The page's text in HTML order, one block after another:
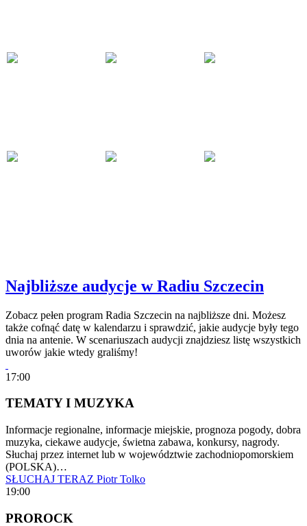
Najbliższe audycje w Radiu Szczecin
Zobacz pełen program Radia Szczecin na najbliższe dni. Możesz
także cofnąć datę w kalendarzu i sprawdzić, jakie audycje były tego
dnia na antenie. W scenariuszach audycji znajdziesz listę wszystkich
uworów jakie wtedy graliśmy!
17:00
TEMATY I MUZYKA
Informacje regionalne, informacje miejskie, prognoza pogody, dobra
muzyka, ciekawe audycje, świetna zabawa, konkursy, nagrody.
Słuchaj przez internet lub w województwie zachodniopomorskiem
(POLSKA)…
SŁUCHAJ TERAZ Piotr Tolko
19:00
PROROCK